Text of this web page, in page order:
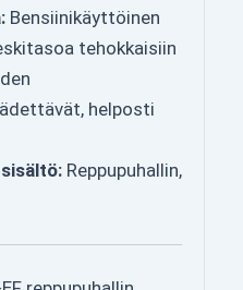
Bensiinikäyttöinen
tehokkaisiin
helposti
Reppupuhallin,